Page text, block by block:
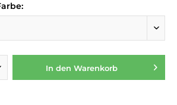
In den Warenkorb